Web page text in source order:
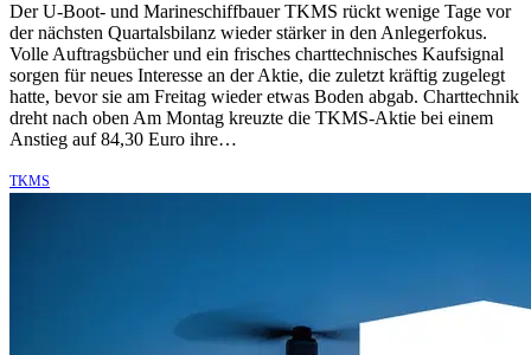
Der U-Boot- und Marineschiffbauer TKMS rückt wenige Tage vor
der nächsten Quartalsbilanz wieder stärker in den Anlegerfokus.
Volle Auftragsbücher und ein frisches charttechnisches Kaufsignal
sorgen für neues Interesse an der Aktie, die zuletzt kräftig zugelegt
hatte, bevor sie am Freitag wieder etwas Boden abgab. Charttechnik
dreht nach oben Am Montag kreuzte die TKMS-Aktie bei einem
Anstieg auf 84,30 Euro ihre…
TKMS